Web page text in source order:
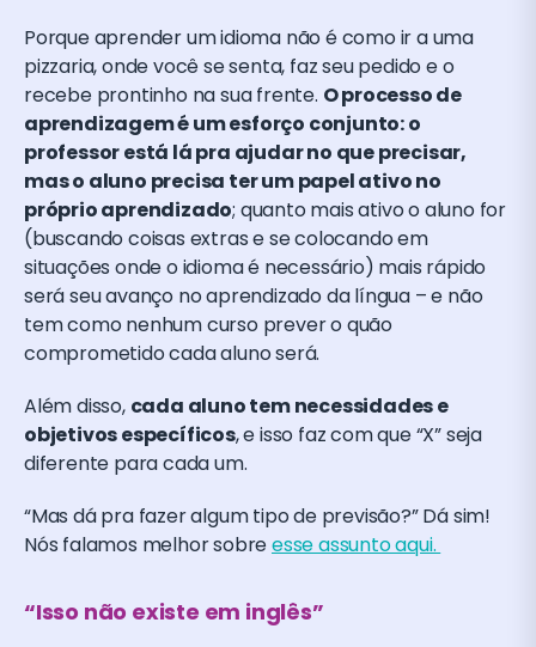
Porque aprender um idioma não é como ir a uma
pizzaria, onde você se senta, faz seu pedido e o
recebe prontinho na sua frente. O processo de
aprendizagem é um esforço conjunto: o
professor está lá pra ajudar no que precisar,
mas o aluno precisa ter um papel ativo no
próprio aprendizado; quanto mais ativo o aluno for
(buscando coisas extras e se colocando em
situações onde o idioma é necessário) mais rápido
será seu avanço no aprendizado da língua – e não
tem como nenhum curso prever o quão
comprometido cada aluno será.
Além disso, cada aluno tem necessidades e
objetivos específicos, e isso faz com que “X” seja
diferente para cada um.
“Mas dá pra fazer algum tipo de previsão?” Dá sim!
Nós falamos melhor sobreesse assunto aqui.
“Isso não existe em inglês”